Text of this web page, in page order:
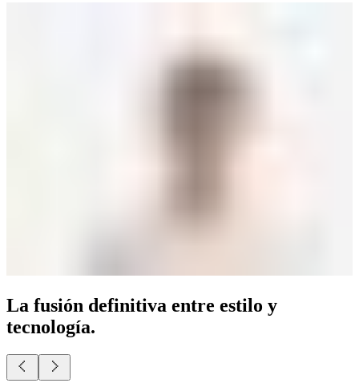
La fusión definitiva entre estilo y
tecnología.